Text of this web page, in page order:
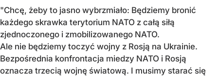
"Chcę, żeby to jasno wybrzmiało: Będziemy bronić
każdego skrawka terytorium NATO z całą siłą
zjednoczonego i zmobilizowanego NATO.
Ale nie będziemy toczyć wojny z Rosją na Ukrainie.
Bezpośrednia konfrontacja miedzy NATO i Rosją
oznacza trzecią wojnę światową. I musimy starać się